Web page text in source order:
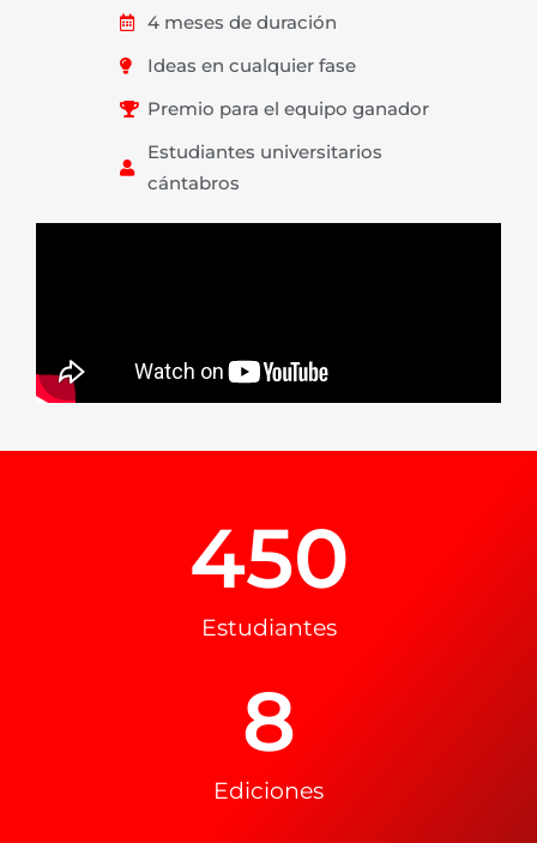
4 meses de duración
Ideas en cualquier fase
Premio para el equipo ganador
Estudiantes universitarios
cántabros
Estudiantes
450
Ediciones
8